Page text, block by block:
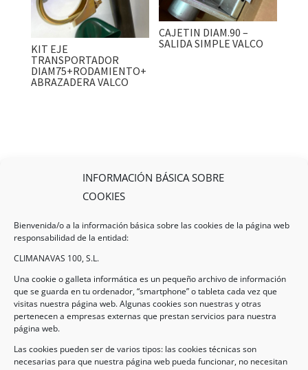
INFORMACIÓN BÁSICA SOBRE
COOKIES
Bienvenida/o a la información básica sobre las cookies de la página web
responsabilidad de la entidad:
CLIMANAVAS 100, S.L.
Una cookie o galleta informática es un pequeño archivo de información
que se guarda en tu ordenador, “smartphone” o tableta cada vez que
visitas nuestra página web. Algunas cookies son nuestras y otras
pertenecen a empresas externas que prestan servicios para nuestra
página web.
Las cookies pueden ser de varios tipos: las cookies técnicas son
necesarias para que nuestra página web pueda funcionar, no necesitan
KIT EJE
TRANSPORTADOR
DIAM75+RODAMIENTO+
ABRAZADERA VALCO
CAJETIN DIAM.90 –
SALIDA SIMPLE VALCO
Legal
AVISO LEGAL